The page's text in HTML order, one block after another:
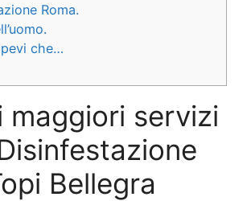
Roma.
che…
maggiori servizi
Bellegra